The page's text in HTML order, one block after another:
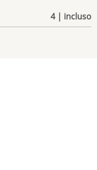
4 | incluso